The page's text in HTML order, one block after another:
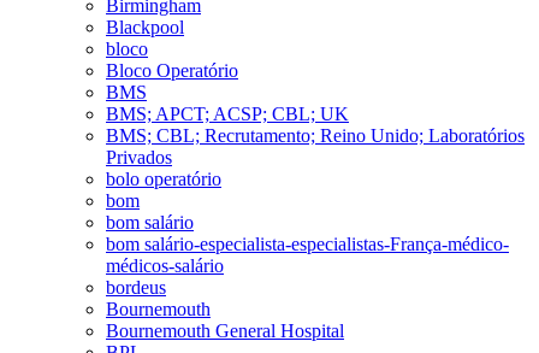
Birmingham
Blackpool
bloco
Bloco Operatório
BMS
BMS; APCT; ACSP; CBL; UK
BMS; CBL; Recrutamento; Reino Unido; Laboratórios
Privados
bolo operatório
bom
bom salário
bom salário-especialista-especialistas-França-médico-
médicos-salário
bordeus
Bournemouth
Bournemouth General Hospital